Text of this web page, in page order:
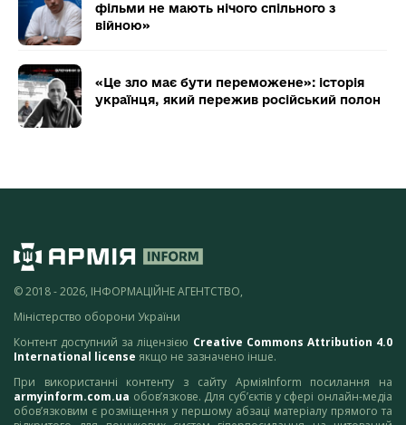
фільми не мають нічого спільного з
війною»
«Це зло має бути переможене»: історія
українця, який пережив російський полон
© 2018 - 2026, ІНФОРМАЦІЙНЕ АГЕНТСТВО,
Міністерство оборони України
Контент доступний за ліцензією Creative Commons Attribution 4.0
International license якщо не зазначено інше.
При використанні контенту з сайту АрміяInform посилання на
armyinform.com.ua обов’язкове. Для суб’єктів у сфері онлайн-медіа
обов’язковим є розміщення у першому абзаці матеріалу прямого та